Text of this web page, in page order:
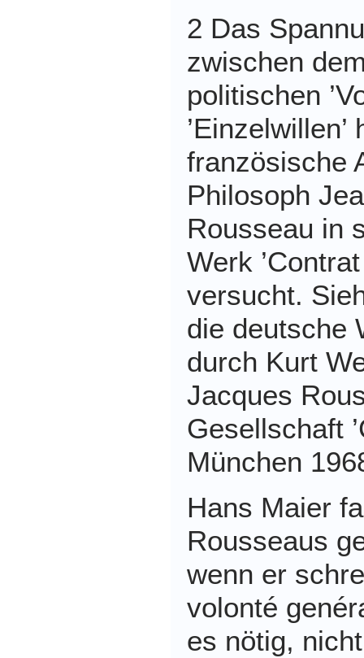
2 Das
zwischen
politischen
’Einzelwillen’
französische
Philosoph
Rousseau in
Werk
versucht.
die deutsche
durch Kurt
Jacques
Gesellschaft
München
Hans Maier
Rousseaus
wenn er
volonté
es nötig,